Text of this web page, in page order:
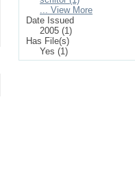
... View More
Date Issued
2005 (1)
Has File(s)
Yes (1)